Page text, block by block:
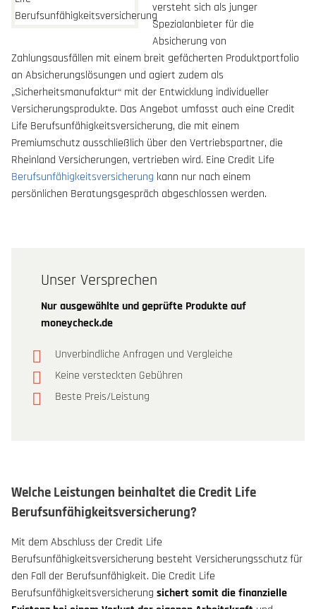
versteht sich als junger
Spezialanbieter für die
Absicherung von
Zahlungsausfällen mit einem breit gefächerten Produktportfolio
an Absicherungslösungen und agiert zudem als
„Sicherheitsmanufaktur“ mit der Entwicklung individueller
Versicherungsprodukte. Das Angebot umfasst auch eine Credit
Life Berufsunfähigkeitsversicherung, die mit einem
Premiumschutz ausschließlich über den Vertriebspartner, die
Rheinland Versicherungen, vertrieben wird. Eine Credit Life
Berufsunfähigkeitsversicherung kann nur nach einem
persönlichen Beratungsgespräch abgeschlossen werden.
Unser Versprechen
Nur ausgewählte und geprüfte Produkte auf
moneycheck.de
Unverbindliche Anfragen und Vergleiche
Keine versteckten Gebühren
Beste Preis/Leistung
Welche Leistungen beinhaltet die Credit Life
Berufsunfähigkeitsversicherung?
Mit dem Abschluss der Credit Life
Berufsunfähigkeitsversicherung besteht Versicherungsschutz für
den Fall der Berufsunfähigkeit. Die Credit Life
Berufsunfähigkeitsversicherung sichert somit die finanzielle